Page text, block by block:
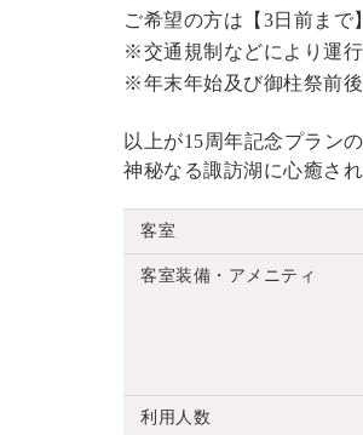
ご希望の方は【3日前まで
※交通規制などにより運
※年末年始及び御柱祭前
以上が15周年記念プラン
神秘なる諏訪湖に心癒さ
客室
客室装備・アメニティ
利用人数